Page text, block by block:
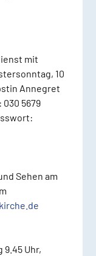
mit
10
Annegret
5679
Sehen am
9.45 Uhr,